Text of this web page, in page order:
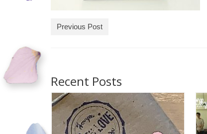
Previous Post
Recent Posts